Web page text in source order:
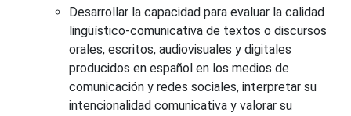
Desarrollar la capacidad para evaluar la calidad
lingüístico-comunicativa de textos o discursos
orales, escritos, audiovisuales y digitales
producidos en español en los medios de
comunicación y redes sociales, interpretar su
intencionalidad comunicativa y valorar su